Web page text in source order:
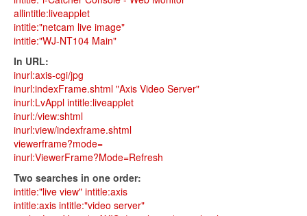
allintitle:liveapplet
intitle:"netcam live image"
intitle:"WJ-NT104 Main"
In URL:
inurl:axis-cgi/jpg
inurl:indexFrame.shtml "Axis Video Server"
inurl:LvAppl intitle:liveapplet
inurl:/view:shtml
inurl:view/indexframe.shtml
viewerframe?mode=
inurl:ViewerFrame?Mode=Refresh
Two searches in one order:
intitle:"live view" intitle:axis
intitle:axis intitle:"video server"